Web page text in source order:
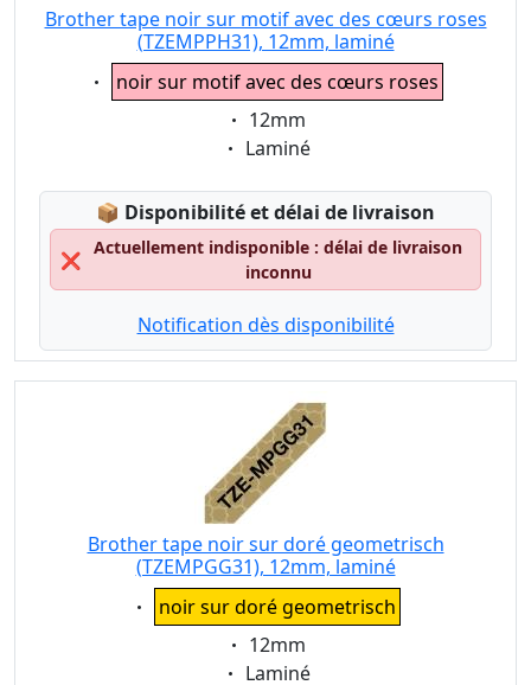
Brother tape noir sur motif avec des cœurs roses
(TZEMPPH31), 12mm, laminé
Eigenschaft:
noir sur motif avec des cœurs roses
Eigenschaft:
12mm
Eigenschaft:
Laminé
📦 Lagerstatus:
Disponibilité et délai de livraison
❌
Actuellement indisponible : délai de livraison
inconnu
Notification dès disponibilité
Brother tape noir sur doré geometrisch
(TZEMPGG31), 12mm, laminé
Eigenschaft:
noir sur doré geometrisch
Eigenschaft:
12mm
Eigenschaft:
Laminé